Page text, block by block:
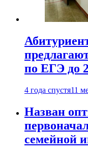
по ЕГЭ до
4 года спустя11
Назван
семейной